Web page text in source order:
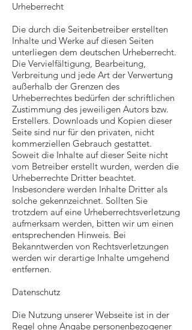
Urheberrecht
Die durch die Seitenbetreiber erstellten
Inhalte und Werke auf diesen Seiten
unterliegen dem deutschen Urheberrecht.
Die Vervielfältigung, Bearbeitung,
Verbreitung und jede Art der Verwertung
außerhalb der Grenzen des
Urheberrechtes bedürfen der schriftlichen
Zustimmung des jeweiligen Autors bzw.
Erstellers. Downloads und Kopien dieser
Seite sind nur für den privaten, nicht
kommerziellen Gebrauch gestattet.
Soweit die Inhalte auf dieser Seite nicht
vom Betreiber erstellt wurden, werden die
Urheberrechte Dritter beachtet.
Insbesondere werden Inhalte Dritter als
solche gekennzeichnet. Sollten Sie
trotzdem auf eine Urheberrechtsverletzung
aufmerksam werden, bitten wir um einen
entsprechenden Hinweis. Bei
Bekanntwerden von Rechtsverletzungen
werden wir derartige Inhalte umgehend
entfernen.
Datenschutz
Die Nutzung unserer Webseite ist in der
Regel ohne Angabe personenbezogener